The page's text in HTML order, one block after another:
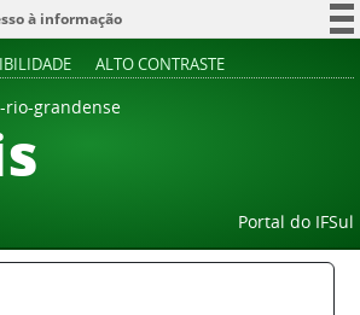
à informação
ALTO CONTRASTE
rio-grandense
Portal do IFSul